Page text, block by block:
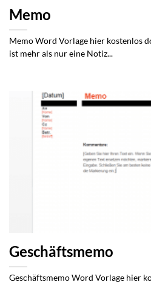
Memo
Memo Word Vorlage hier kostenlos
ist mehr als nur eine Notiz...
Geschäftsmemo
Geschäftsmemo Word Vorlage hier